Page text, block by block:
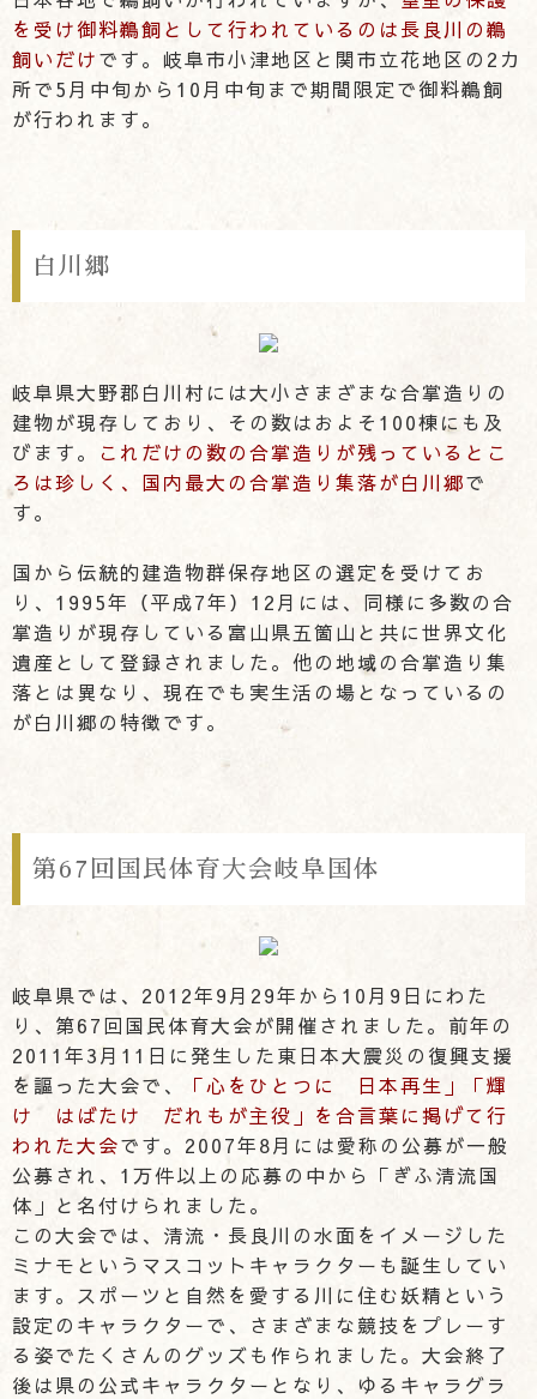
を受け御料鵜飼として行われているのは長良川の鵜
飼いだけです。岐阜市小津地区と関市立花地区の2カ
所で5月中旬から10月中旬まで期間限定で御料鵜飼
が行われます。
白川郷
岐阜県大野郡白川村には大小さまざまな合掌造りの
建物が現存しており、その数はおよそ100棟にも及
びます。 これだけの数の合掌造りが残っているとこ
ろは珍しく、国内最大の合掌造り集落が白川郷で
す。
国から伝統的建造物群保存地区の選定を受けてお
り、1995年（平成7年）12月には、同様に多数の合
掌造りが現存している富山県五箇山と共に世界文化
遺産として登録されました。他の地域の合掌造り集
落とは異なり、現在でも実生活の場となっているの
が白川郷の特徴です。
第67回国民体育大会岐阜国体
岐阜県では、2012年9月29年から10月9日にわた
り、第67回国民体育大会が開催されました。前年の
2011年3月11日に発生した東日本大震災の復興支援
を謳った大会で、
「心をひとつに 日本再生」「輝
け はばたけ だれもが主役」を合言葉に掲げて行
われた大会です。2007年8月には愛称の公募が一般
公募され、1万件以上の応募の中から「ぎふ清流国
体」と名付けられました。
この大会では、清流・長良川の水面をイメージした
ミナモというマスコットキャラクターも誕生してい
ます。スポーツと自然を愛する川に住む妖精という
設定のキャラクターで、さまざまな競技をプレーす
る姿でたくさんのグッズも作られました。大会終了
後は県の公式キャラクターとなり、ゆるキャラグラ